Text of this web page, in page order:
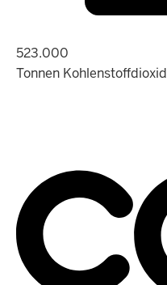
523.000
Tonnen Kohlenstoffdioxid